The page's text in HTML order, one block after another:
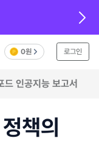
0원 로그인
인공지능 보고서
책의